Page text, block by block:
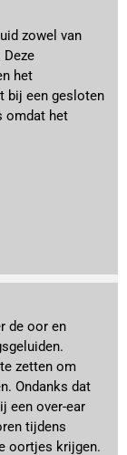
zowel van
het
bij een gesloten
omdat het
de oor en
zetten om
Ondanks dat
een over-ear
tijdens
oortjes krijgen.